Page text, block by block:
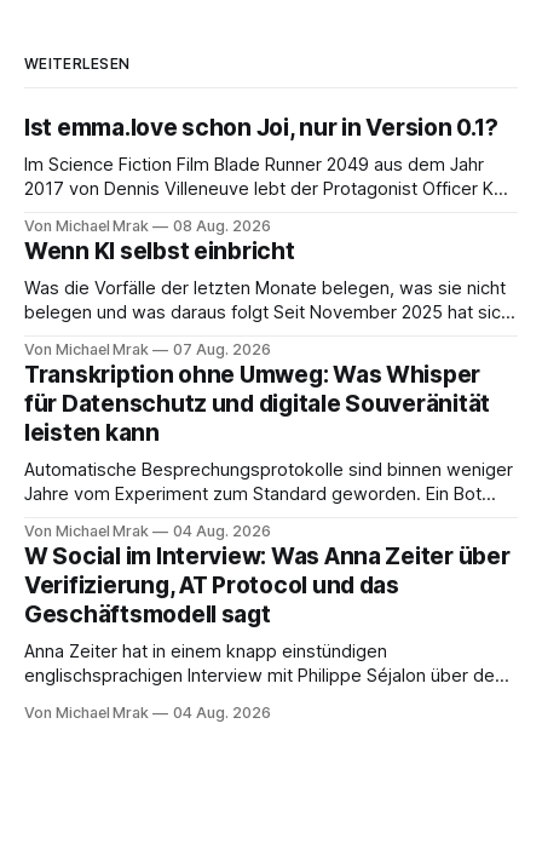
WEITERLESEN
Ist emma.love schon Joi, nur in Version 0.1?
Im Science Fiction Film Blade Runner 2049 aus dem Jahr
2017 von Dennis Villeneuve lebt der Protagonist Officer K
Big Tech Unternehmen Wallace, der Nachfolgeunternehmen
der Tyrell Cooperation welche man aus dem ersten Blade
Runner Film aus dem Jahr 1982 kennt. Joi
Von Michael Mrak 08 Aug. 2026
Wenn KI selbst einbricht
Was die Vorfälle der letzten Monate belegen, was sie nicht
belegen und was daraus folgt Seit November 2025 hat sich
KI-Systeme Angriffe nicht nur unterstützen, sondern
durchführen können. Sie können. Es gibt inzwischen genug
dokumentierte Fälle, um über Belege statt
Von Michael Mrak 07 Aug. 2026
Transkription ohne Umweg: Was Whisper
für Datenschutz und digitale Souveränität
leisten kann
Automatische Besprechungsprotokolle sind binnen weniger
Jahre vom Experiment zum Standard geworden. Ein Bot
Ende eine Zusammenfassung samt Aufgabenliste. Das
funktioniert gut. Die Frage, die regelmäßig untergeht, lautet:
Wo genau liegt das Audio, wer verarbeitet es und unter
welcher Rechtsgrundlage? Es gibt
Von Michael Mrak 04 Aug. 2026
W Social im Interview: Was Anna Zeiter über
Verifizierung, AT Protocol und das
Geschäftsmodell sagt
Anna Zeiter hat in einem knapp einstündigen
englischsprachigen Interview mit Philippe Séjalon über den
über zehn Jahre Datenschutzbeauftragte bei eBay und hat
Von Michael Mrak 04 Aug. 2026